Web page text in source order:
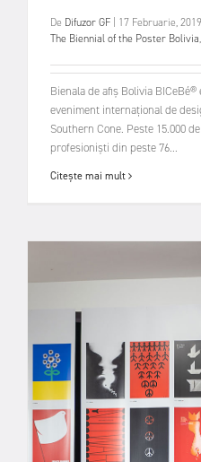
De Difuzor GF 17 Februarie, 2019
The Biennial of the Poster Bolivia,
Bienala de afiș Bolivia
eveniment internațional de
Southern Cone. Peste 15.000
profesioniști din peste 76...
Citește mai mult